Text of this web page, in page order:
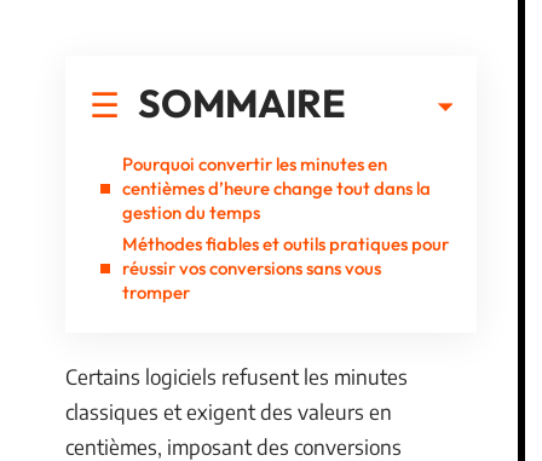
SOMMAIRE
Pourquoi convertir les minutes en
centièmes d’heure change tout dans la
gestion du temps
Méthodes fiables et outils pratiques pour
réussir vos conversions sans vous
tromper
Certains logiciels refusent les minutes
classiques et exigent des valeurs en
centièmes, imposant des conversions